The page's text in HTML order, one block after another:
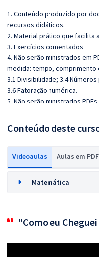
1. Conteúdo produzido por
recursos didáticos.
2. Material prático que facilita
3. Exercícios comentados
4. Não serão ministrados em
medida: tempo, comprimento
3.1 Divisibilidade; 3.4
3.6 Fatoração numérica.
5. Não serão ministrados
Conteúdo deste
Videoaulas Aulas em PDF
Matemática
"Como eu